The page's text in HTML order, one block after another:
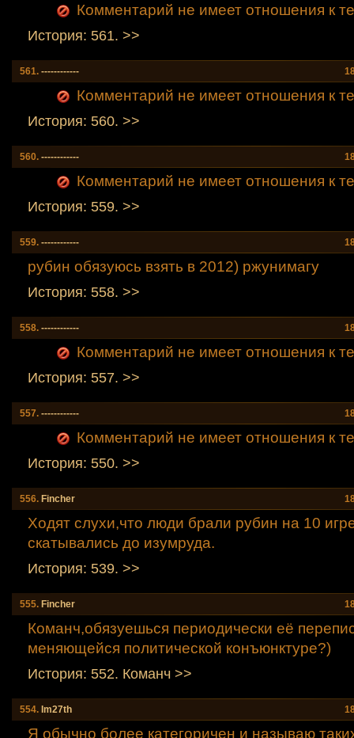
Комментарий не имеет отношения к
История: 561. >>
561. ------------
Комментарий не имеет отношения к
История: 560. >>
560. ------------
Комментарий не имеет отношения к
История: 559. >>
559. ------------
рубин обязуюсь взять в 2012) ржунимагу
История: 558. >>
558. ------------
Комментарий не имеет отношения к
История: 557. >>
557. ------------
Комментарий не имеет отношения к
История: 550. >>
556. Fincher
Ходят слухи,что люди брали рубин на 10
скатывались до изумруда.
История: 539. >>
555. Fincher
Команч,обязуешься периодически её
меняющейся политической конъюнктуре?)
История: 552. Команч >>
554. Im27th
Я обычно более категоричен и называю